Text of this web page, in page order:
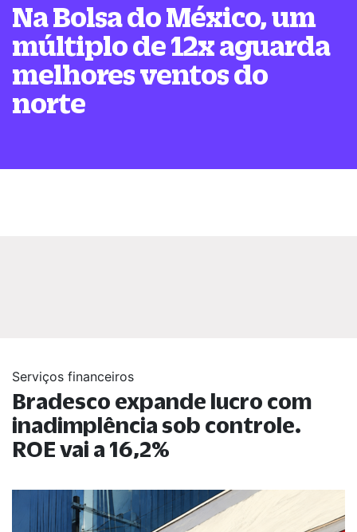
Na Bolsa do México, um
múltiplo de 12x aguarda
melhores ventos do
norte
Serviços financeiros
Bradesco expande lucro com
inadimplência sob controle.
ROE vai a 16,2%